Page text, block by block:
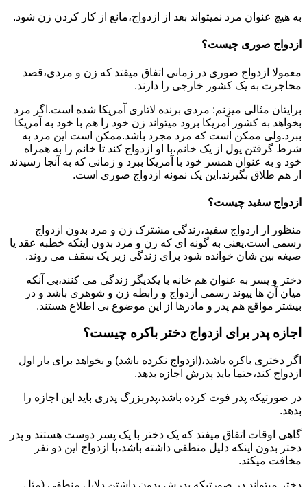
به هیچ عنوان مرد نمیتواند بعد از ازدواج،مانع از کار کردن زن شود.
ازدواج صوری چیست؟
معمولا ازدواج صوری در زمانی اتفاق میفتد که زن و مردی،قصد
محاجرت به یک کشور خارجی را دارند.
برایتان مثالی میزنم: مردی برنده لاتاری آمریکا شده است.اگر مرد
بخواهد به کشور آمریکا برود میتواند زن خود را هم با خود به آمریکا
ببرد.ولی ممکن است که مرد مجرد باشد.ممکن است این مرد به
شرط گرفتن پول از یک خانم،با او ازدواج کند تا خانم را به همراه
خود و به عنوان همسر خود با آمریکا ببرد و زمانی که به آنجا رسیدند
از هم طلاق بگیرند.این یک نمونه ازدواج صوری است.
ازدواج سفید چیست؟
منظور از ازدواج سفید،زندگی مشترک زن و مرد بدون ازدواج
رسمی است.یعنی به گونه ای که زن و مرد بدون اینکه خطبه عقد یا
صیغه بین شان خوانده شود برای زندگی زیر یک سقف می روند.
دختر و پسر به عنوان هم خانه با یکدیگر زندگی می کنند،بی آنکه
میان آن ها پیوند رسمی ازدواج و رابطه زن و شوهری باشد و در
بیشتر مواقع هم پدر و مادرها از این موضوع بی اطلاع هستند.
اجازه پدر برای ازدواج دختر باکره چیست؟
اگر دختری باکره باشد،(ازدواج نکرده باشد) و بخواهد برای بار اول
ازدواج کند،حتما باید پدرش اجازه بدهد.
در صورتیکه پدر فوت کرده باشد،پدربزرگ پدری باید این اجازه را
بدهد.
گاهی اوقات اتفاق میفتد که یک دختر با یک پسر دوست هستند و پدر
دختر بدون اینکه دلیل منطقی داشته باشد،با ازدواج این دو نفر
مخافت میکند.
دختر میتواند در صورتیکه پدرش بدون داشتن دلایل منطقی (مثل